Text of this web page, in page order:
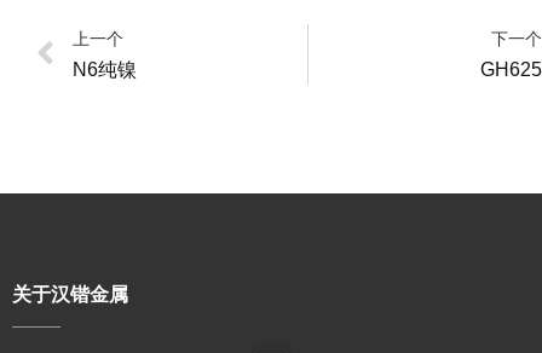
上一个
N6纯镍
下一个
GH625
关于汉锴金属